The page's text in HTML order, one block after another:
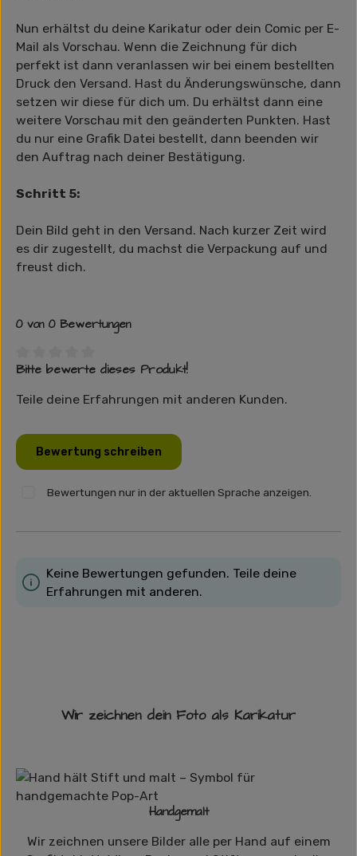
Nun erhältst du deine Karikatur oder dein Comic per E-
Mail als Vorschau. Wenn die Zeichnung für dich
perfekt ist dann veranlassen wir bei einem bestellten
Druck den Versand. Hast du Änderungswünsche, dann
setzen wir diese für dich um. Du erhältst dann eine
weitere Vorschau mit den geänderten Punkten. Hast
du nur eine Grafik Datei bestellt, dann beenden wir
den Auftrag nach deiner Bestätigung.
Schritt 5:
Dein Bild geht in den Versand. Nach kurzer Zeit wird
es dir zugestellt, du machst die Verpackung auf und
freust dich.
0 von 0 Bewertungen
Durchschnittliche Bewertung von 0 von 5 Sternen
Bitte bewerte dieses Produkt!
Teile deine Erfahrungen mit anderen Kunden.
Bewertung schreiben
Bewertungen nur in der aktuellen Sprache anzeigen.
Keine Bewertungen gefunden. Teile deine
Erfahrungen mit anderen.
Wir zeichnen dein Foto als Karikatur
Handgemalt
Wir zeichnen unsere Bilder alle per Hand auf einem